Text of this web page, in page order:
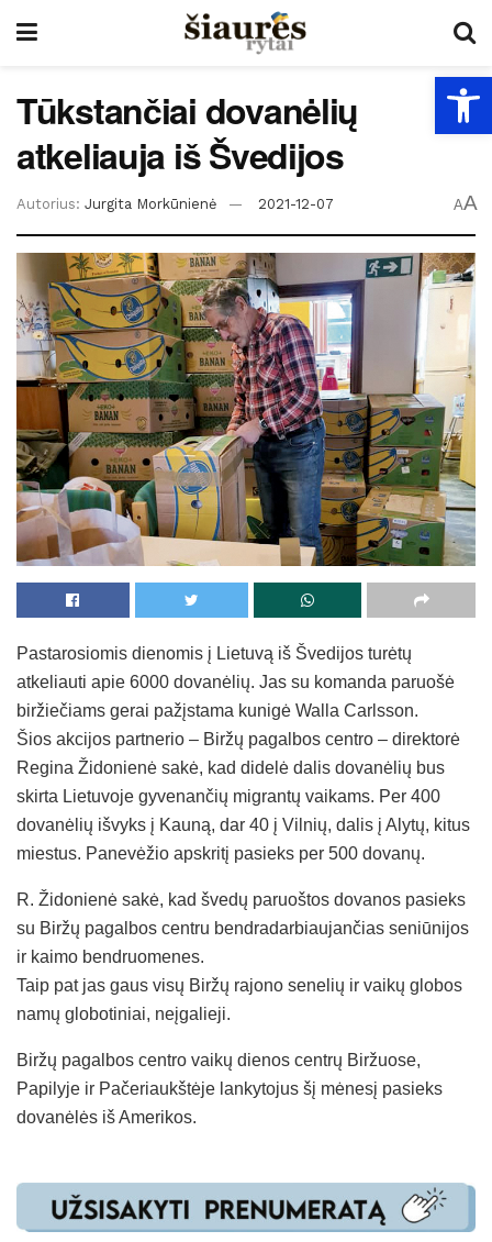
Tūkstančiai dovanėlių
atkeliauja iš Švedijos
Autorius: Jurgita Morkūnienė 2021-12-07 AA
Pastarosiomis dienomis į Lietuvą iš Švedijos turėtų
atkeliauti apie 6000 dovanėlių. Jas su komanda paruošė
biržiečiams gerai pažįstama kunigė Walla Carlsson.
Šios akcijos partnerio – Biržų pagalbos centro – direktorė
Regina Židonienė sakė, kad didelė dalis dovanėlių bus
skirta Lietuvoje gyvenančių migrantų vaikams. Per 400
dovanėlių išvyks į Kauną, dar 40 į Vilnių, dalis į Alytų, kitus
miestus. Panevėžio apskritį pasieks per 500 dovanų.
R. Židonienė sakė, kad švedų paruoštos dovanos pasieks
su Biržų pagalbos centru bendradarbiaujančias seniūnijos
ir kaimo bendruomenes.
Taip pat jas gaus visų Biržų rajono senelių ir vaikų globos
namų globotiniai, neįgalieji.
Biržų pagalbos centro vaikų dienos centrų Biržuose,
Papilyje ir Pačeriaukštėje lankytojus šį mėnesį pasieks
dovanėlės iš Amerikos.